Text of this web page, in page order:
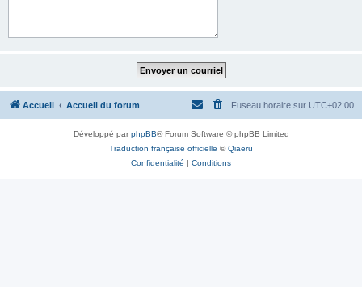
Accueil Accueil du forum Fuseau horaire sur UTC+02:00
Développé parphpBB® Forum Software © phpBB Limited
Traduction française officielle ©Qiaeru
Confidentialité | Conditions